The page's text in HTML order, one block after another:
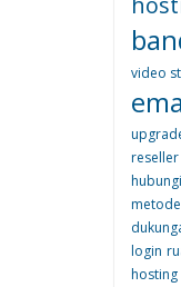
video
reseller
login
hosting